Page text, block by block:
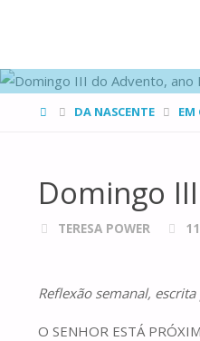
HOMEDA NASCENTE EM
Domingo
TERESA POWER
Reflexão semanal,
O SENHOR ESTÁ